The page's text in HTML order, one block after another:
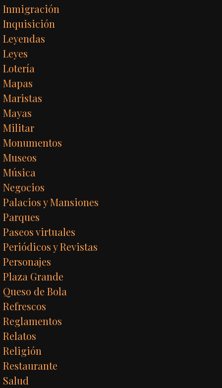
Inmigración
Inquisición
Leyendas
Leyes
Lotería
Mapas
Maristas
Mayas
Militar
Monumentos
Museos
Música
Negocios
Palacios y Mansiones
Parques
Paseos virtuales
Periódicos y Revistas
Personajes
Plaza Grande
Queso de Bola
Refrescos
Reglamentos
Relatos
Religión
Restaurante
Salud